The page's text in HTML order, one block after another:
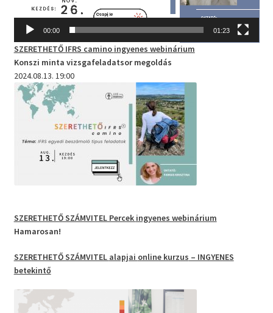
00:00 01:23
SZERETHETŐ IFRS camino ingyenes webinárium
Konszi minta vizsgafeladatsor megoldás
2024.08.13. 19:00
SZERETHETŐ SZÁMVITEL Percek ingyenes webinárium
Hamarosan!
SZERETHETŐ SZÁMVITEL alapjai online kurzus – INGYENES
betekintő